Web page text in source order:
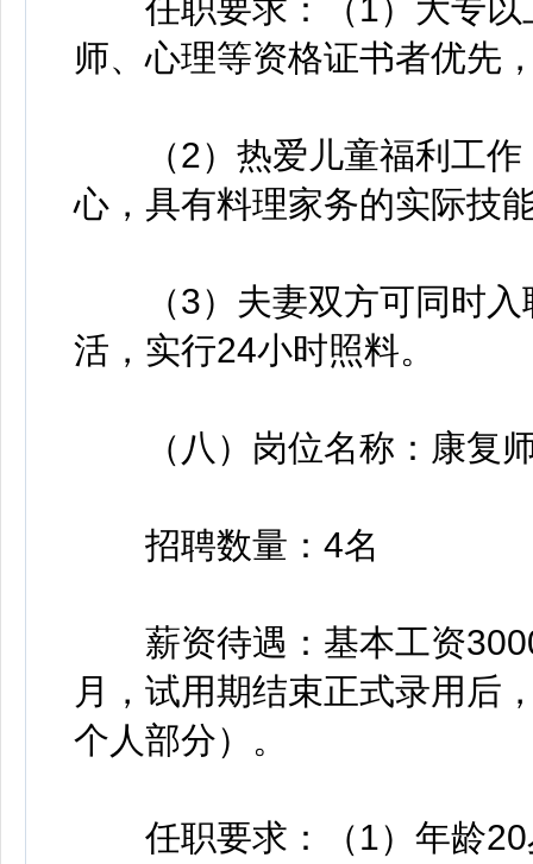
任职要求：（1）大专以
师、心理等资格证书者优先
（2）热爱儿童福利工作
心，具有料理家务的实际技
（3）夫妻双方可同时入
活，实行24小时照料。
（八）岗位名称：康复
招聘数量：4名
薪资待遇：基本工资
月，试用期结束正式录用后
个人部分）。
任职要求：（1）年龄20